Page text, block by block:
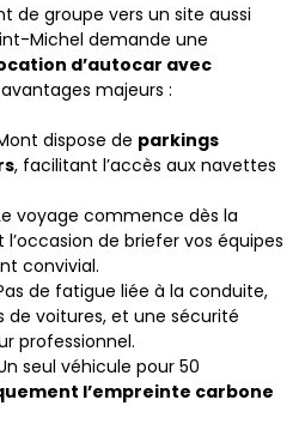
de groupe vers un site aussi
Michel demande une
d’autocar avec
majeurs :
dispose de parkings
, facilitant l’accès aux navettes
voyage commence dès la
l’occasion de briefer vos équipes
convivial.
de fatigue liée à la conduite,
de voitures, et une sécurité
professionnel.
seul véhicule pour 50
l’empreinte carbone